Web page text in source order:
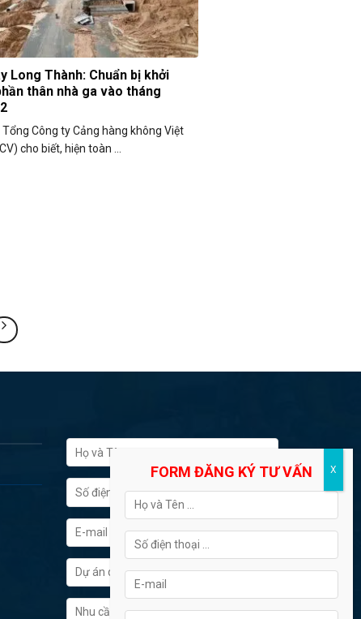
Long Thành: Chuẩn bị khởi
thân nhà ga vào tháng
Công ty Cảng hàng không Việt
cho biết, hiện toàn ...
FORM ĐĂNG KÝ TƯ VẤN